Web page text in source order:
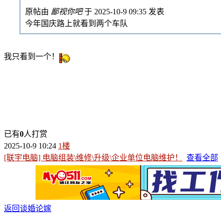
原帖由 鄙视你吧于 2025-10-9 09:35 发表
今年国庆路上就看到两个车队
我只看到一个！
已有0人打赏
2025-10-9 10:24 1楼
[联宇电脑] 电脑组装\维修\升级\企业单位电脑维护！
查看全部
返回谈婚论嫁